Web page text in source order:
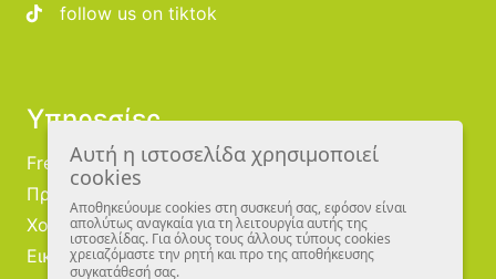
follow us on tiktok
Υπηρεσίες
Free Publishing
Προμηθευτές
Χονδρική
Εικονογράφοι
Αυτή η ιστοσελίδα χρησιμοποιεί
cookies
Αποθηκεύουμε cookies στη συσκευή σας, εφόσον είναι
απολύτως αναγκαία για τη λειτουργία αυτής της
ιστοσελίδας. Για όλους τους άλλους τύπους cookies
χρειαζόμαστε την ρητή και προ της αποθήκευσης
συγκατάθεσή σας.